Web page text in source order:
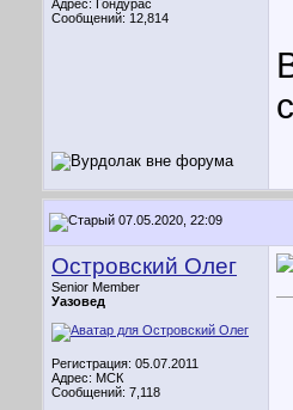
Адрес: Гондурас
Сообщений: 12,814
07.05.2020, 22:09
Островский Олег
Senior Member
Уазовед
Регистрация: 05.07.2011
Адрес: МСК
Сообщений: 7,118